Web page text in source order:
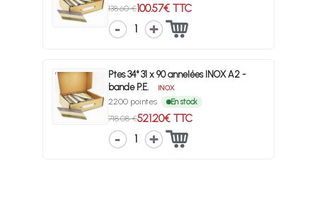
138.60 €100.57€ TTC
1
Ptes 34° 31 x 90 annelées INOX A2 -
bande P.E.
INOX
2200 pointes En stock
718.08 €521.20€ TTC
1